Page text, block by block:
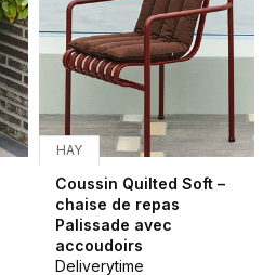
HAY
Coussin Quilted Soft –
chaise de repas
Palissade avec
accoudoirs
Deliverytime